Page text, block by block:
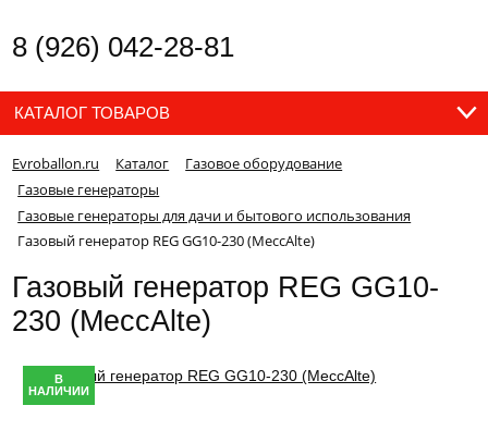
8 (926) 042-28-81
КАТАЛОГ ТОВАРОВ
Evroballon.ru Каталог
Газовое оборудование
Газовые генераторы
Газовые генераторы для дачи и бытового использования
Газовый генератор REG GG10-230 (MeccAlte)
Газовый генератор REG GG10-
230 (MeccAlte)
В
НАЛИЧИИ